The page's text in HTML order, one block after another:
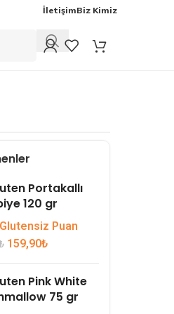
İletişimBiz Kimiz
Portakallı
120 gr
Puan
159,90₺
Pink White
75 gr